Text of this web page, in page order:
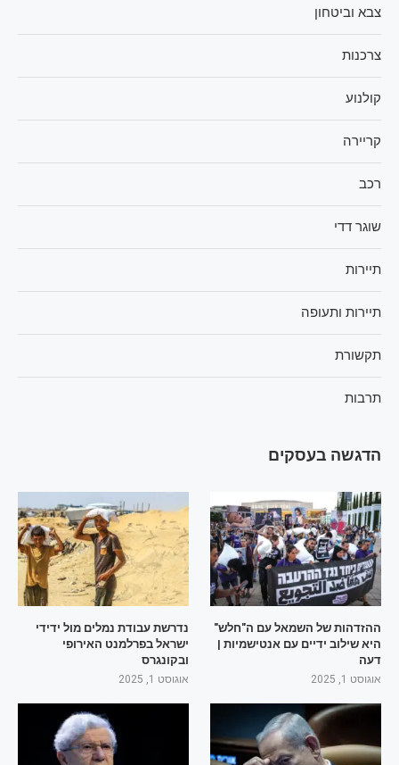
צבא וביטחון
צרכנות
קולנוע
קריירה
רכב
שוגר דדי
תיירות
תיירות ותעופה
תקשורת
תרבות
הדגשה בעסקים
ההזדהות של השמאל עם ה"חלש"
היא שילוב ידיים עם אנטישמיות |
דעה
אוגוסט 1, 2025
נדרשת עבודת נמלים מול ידידי
ישראל בפרלמנט האירופי
ובקונגרס
אוגוסט 1, 2025